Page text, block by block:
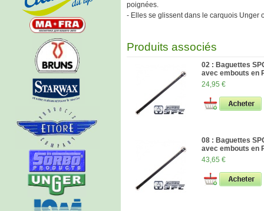
poignées.
- Elles se glissent dans le carquois Unger
Produits associés
02 : Baguettes
avec embouts en
24,95 €
08 : Baguettes
avec embouts en
43,65 €